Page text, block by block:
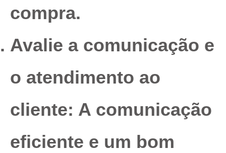
compra.
Avalie a comunicação e
o atendimento ao
cliente: A comunicação
eficiente e um bom